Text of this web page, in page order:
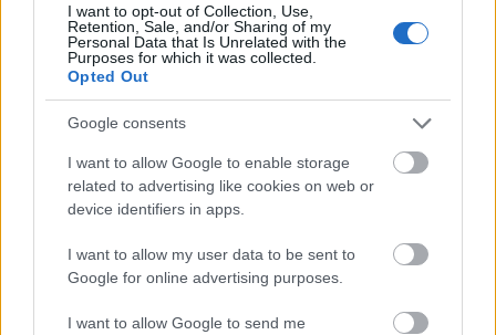
I want to opt-out of Collection, Use,
Retention, Sale, and/or Sharing of my
Personal Data that Is Unrelated with the
Purposes for which it was collected.
Opted Out
Google consents
I want to allow Google to enable storage
related to advertising like cookies on web or
device identifiers in apps.
I want to allow my user data to be sent to
Google for online advertising purposes.
I want to allow Google to send me
A Duna-Dráva Nemzeti Parkkal együttműködésben összesen 54
villanyoszlopon végeztek átépítéseket az energiacég